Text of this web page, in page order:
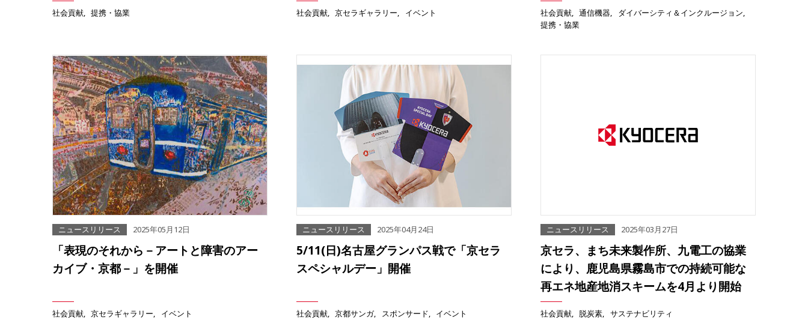
社会貢献 提携・協業 社会貢献 京セラギャラリー イベント 社会貢献 通信機器
ダイバーシティ＆インクルージョン
提携・協業
ニュースリリース 2025年05月12日
「表現のそれから－アートと障害のアー
カイブ・京都－」を開催
社会貢献 京セラギャラリー イベント
ニュースリリース 2025年04月24日
5/11(日)名古屋グランパス戦で「京セラ
スペシャルデー」開催
社会貢献 京都サンガ スポンサード イベント
ニュースリリース 2025年03月27日
京セラ、まち未来製作所、九電工の協業
により、鹿児島県霧島市での持続可能な
再エネ地産地消スキームを4月より開始
社会貢献 脱炭素 サステナビリティ